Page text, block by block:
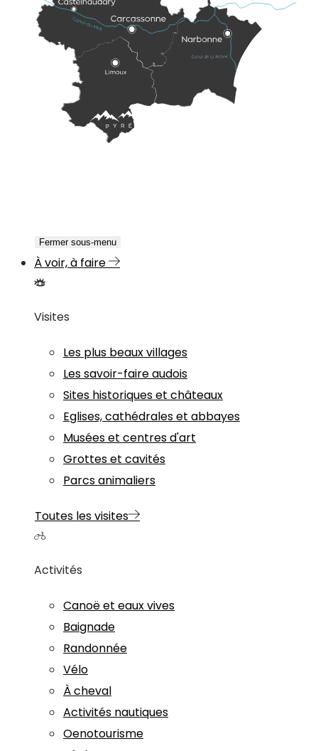
Fermer sous-menu
À voir, à faire
Visites
Les plus beaux villages
Les savoir-faire audois
Sites historiques et châteaux
Eglises, cathédrales et abbayes
Musées et centres d'art
Grottes et cavités
Parcs animaliers
Toutes les visites
Activités
Canoë et eaux vives
Baignade
Randonnée
Vélo
À cheval
Activités nautiques
Oenotourisme